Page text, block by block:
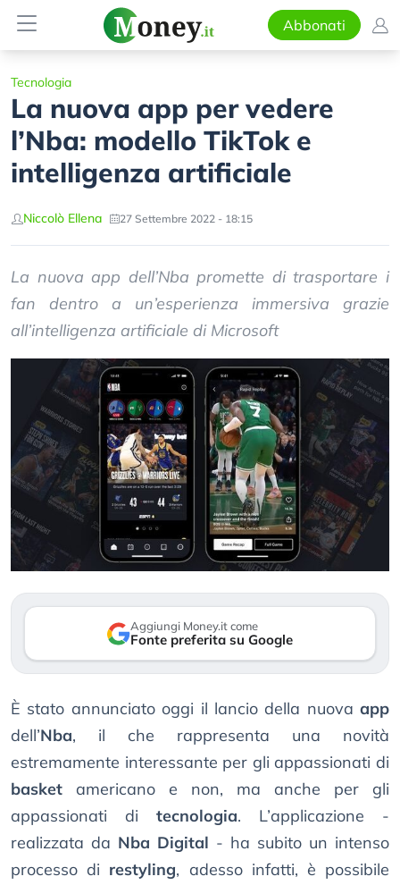
Abbonati
Tecnologia
La nuova app per vedere
l’Nba: modello TikTok e
intelligenza artificiale
Niccolò Ellena 27 Settembre 2022 - 18:15
La nuova app dell’Nba promette di trasportare i
fan dentro a un’esperienza immersiva grazie
all’intelligenza artificiale di Microsoft
Aggiungi Money.it come
Fonte preferita su Google
È stato annunciato oggi il lancio della nuova app
dell’Nba, il che rappresenta una novità
estremamente interessante per gli appassionati di
basket americano e non, ma anche per gli
appassionati di tecnologia. L’applicazione -
realizzata da Nba Digital - ha subito un intenso
processo di restyling, adesso infatti, è possibile